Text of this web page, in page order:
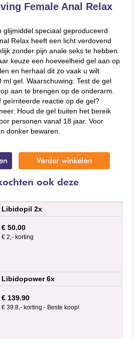
Female Anal Relax
glijmiddel speciaal geproduceerd
Relax heeft een licht verdovend
zonder pijn anale seks te hebben.
keuze een hoeveelheid gel aan op
en herhaal dit zo vaak u wilt.
ml gel. Waarschuwing: Test de gel
aan te brengen op de onderarm.
geïrriteerde reactie op de gel?
Houd de gel buiten het bereik
personen vanaf 18 jaar. Voor
donker bewaren.
ook deze
Libidopil 2x
€ 50.00
€ 2,- korting
Libidopower 6x
€ 139.90
€ 39.8,- korting - Beste koop!